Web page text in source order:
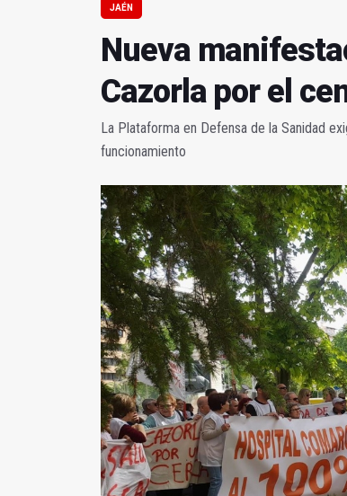
JAÉN
Nueva
Cazorla por el
La Plataforma en Defensa de la Sanidad
funcionamiento